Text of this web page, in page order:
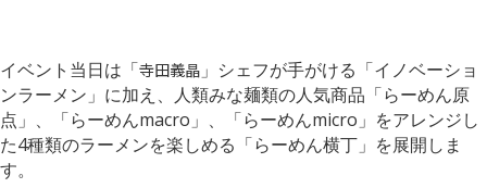
イベント当日は「寺田義晶 」シェフが手がける「イノベーショ
ンラーメン」に加え、人類みな麺類の人気商品「らーめん原
点」、「らーめんmacro」、「らーめんmicro」をアレンジし
た4種類のラーメンを楽しめる「らーめん横丁」を展開しま
す。